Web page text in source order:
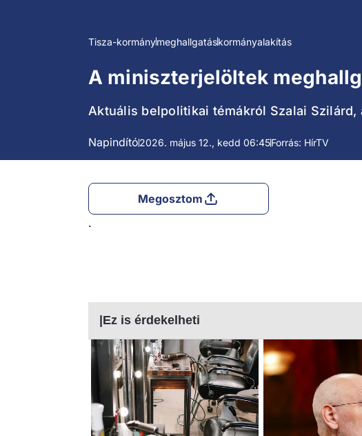
Tisza-kormánymeghallgatáskormányalakítás
A miniszterjelöltek
Aktuális belpolitikai témákról Szalai
Napindító2026. május 12., kedd 06:45Forrás: HírTV
Megosztom
.